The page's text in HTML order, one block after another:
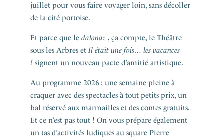
juillet pour vous faire voyager loin, sans décoller
de la cité portoise.
Et parce que le dalonaz, ça compte, le Théâtre
sous les Arbres et Il était une fois… les vacances
!signent un nouveau pacte d’amitié artistique.
Au programme 2026 : une semaine pleine à
craquer avec des spectacles à tout petits prix, un
bal réservé aux marmailles et des contes gratuits.
Et ce n’est pas tout ! On vous prépare également
un tas d’activités ludiques au square Pierre